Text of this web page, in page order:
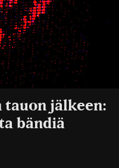
jälkeen:
bändiä